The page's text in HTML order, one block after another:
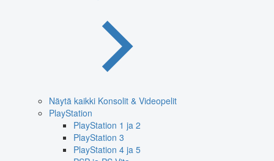
Näytä kaikki Konsolit & Videopelit
PlayStation
PlayStation 1 ja 2
PlayStation 3
PlayStation 4 ja 5